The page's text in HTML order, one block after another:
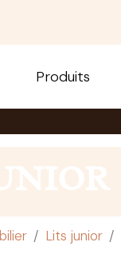
Produits
Lits junior